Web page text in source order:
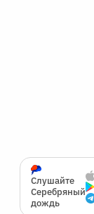
Слушайте
Серебряный
дождь